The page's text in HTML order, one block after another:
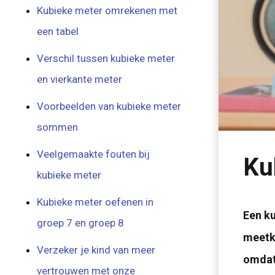
Een
Kubieke meter omrekenen met
een tabel
Verschil tussen kubieke meter
en vierkante meter
Voorbeelden van kubieke meter
sommen
Veelgemaakte fouten bij
kubieke meter
Kubieke meter oefenen in
groep 7 en groep 8
Verzeker je kind van meer
vertrouwen met onze